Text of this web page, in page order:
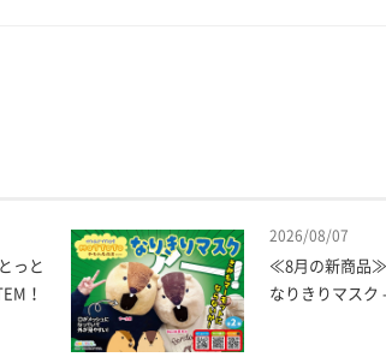
っと
！
2026/08/07
≪8月の新商品≫
なりきりマスク